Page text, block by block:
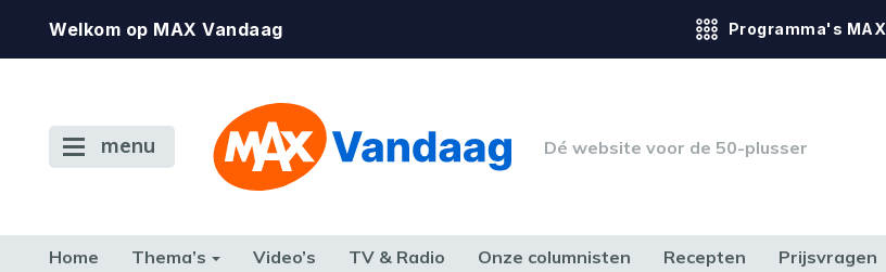
Welkom op MAX Vandaag Programma's MAX
menu Dé website voor de 50-plusser
Home Thema’s Video’s TV & Radio Onze columnisten Recepten Prijsvragen